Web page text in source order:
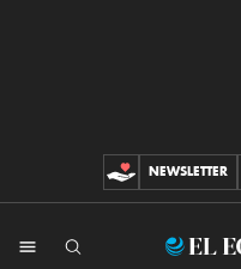
CONTRIBUCIONES
NEWSLETTER